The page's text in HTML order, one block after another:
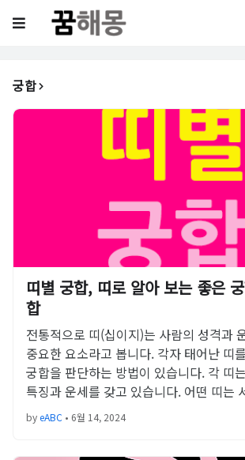
궁합
띠별 궁합, 띠로 알아 보는 좋은
합
전통적으로 띠(십이지)는 사람의 성격과
중요한 요소라고 봅니다. 각자 태어난 띠
궁합을 판단하는 방법이 있습니다. 각 띠
특징과 운세를 갖고 있습니다. 어떤 띠는
byeABC • 6월 14, 2024